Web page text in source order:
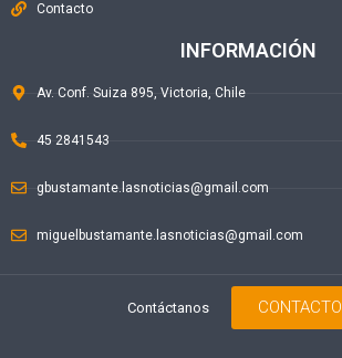
Contacto
INFORMACIÓN
Av. Conf. Suiza 895, Victoria, Chile
45 2841543
gbustamante.lasnoticias@gmail.com
miguelbustamante.lasnoticias@gmail.com
Contáctanos CONTACTO